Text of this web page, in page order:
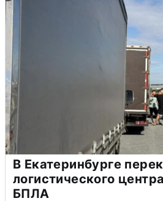
В Екатеринбурге
логистического
БПЛА